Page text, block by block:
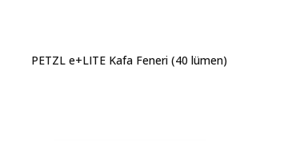
PETZL e+LITE Kafa Feneri (40 lümen)